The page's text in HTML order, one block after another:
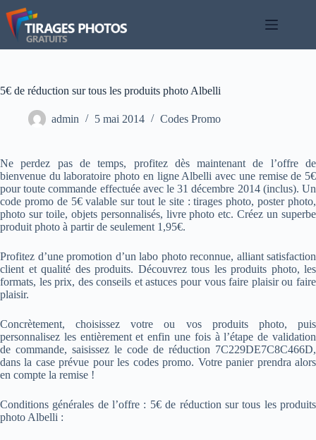
Passer
au
contenu
5€ de réduction sur tous les produits photo Albelli
admin 5 mai 2014 Codes Promo
Ne perdez pas de temps, profitez dès maintenant de l’offre de
bienvenue du laboratoire photo en ligne Albelli avec une remise de 5€
pour toute commande effectuée avec le 31 décembre 2014 (inclus). Un
code promo de 5€ valable sur tout le site : tirages photo, poster photo,
photo sur toile, objets personnalisés, livre photo etc. Créez un superbe
produit photo à partir de seulement 1,95€.
Profitez d’une promotion d’un labo photo reconnue, alliant satisfaction
client et qualité des produits. Découvrez tous les produits photo, les
formats, les prix, des conseils et astuces pour vous faire plaisir ou faire
plaisir.
Concrètement, choisissez votre ou vos produits photo, puis
personnalisez les entièrement et enfin une fois à l’étape de validation
de commande, saisissez le code de réduction 7C229DE7C8C466D,
dans la case prévue pour les codes promo. Votre panier prendra alors
en compte la remise !
Conditions générales de l’offre : 5€ de réduction sur tous les produits
photo Albelli :